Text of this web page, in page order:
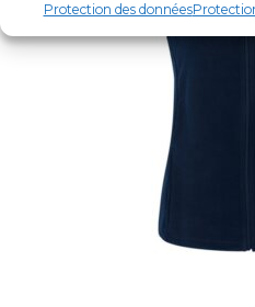
Protection des données